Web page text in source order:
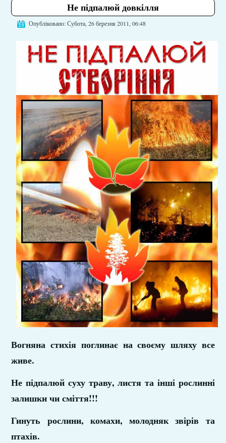
Не підпалюй довкілля
Опубліковано: Субота, 26 березня 2011, 06:48
Вогняна стихія поглинає на своєму шляху все
живе.
Не підпалюй суху траву, листя та інші рослинні
залишки чи сміття!!!
Гинуть рослини, комахи, молодняк звірів та
птахів.